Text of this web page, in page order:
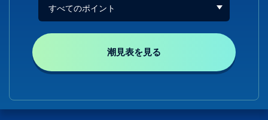
潮見表を見る